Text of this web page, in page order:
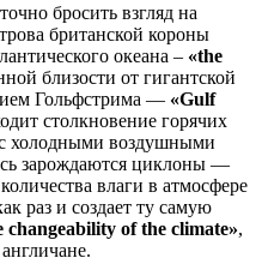
бросить взгляд на
британской короны
океана – «the
близости от гигантской
Гольфстрима — «Gulf
столкновение горячих
холодными воздушными
зарождаются циклоны —
влаги в атмосфере
раз и создает ту самую
changeability of the climate»,